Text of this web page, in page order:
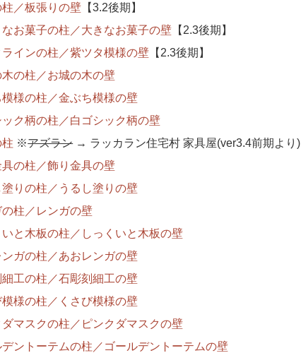
／板張りの壁 【3.2後期】
お菓子の柱／大きなお菓子の壁 【2.3後期】
インの柱／紫ツタ模様の壁 【2.3後期】
の柱／お城の木の壁
様の柱／金ぶち模様の壁
ク柄の柱／白ゴシック柄の壁
※アズラン→ ラッカラン住宅村 家具屋(ver3.4前期より)
の柱／飾り金具の壁
りの柱／うるし塗りの壁
柱／レンガの壁
と木板の柱／しっくいと木板の壁
ガの柱／あおレンガの壁
工の柱／石彫刻細工の壁
様の柱／くさび模様の壁
マスクの柱／ピンクダマスクの壁
ントーテムの柱／ゴールデントーテムの壁